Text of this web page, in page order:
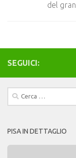
del
SEGUICI:
Ricerca
per:
PISA IN DETTAGLIO